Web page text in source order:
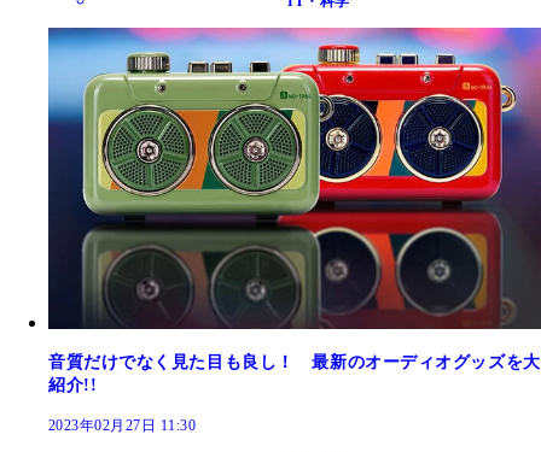
音質だけでなく見た目も良し！ 最新のオーディオグッズを大
紹介!!
2023年02月27日 11:30